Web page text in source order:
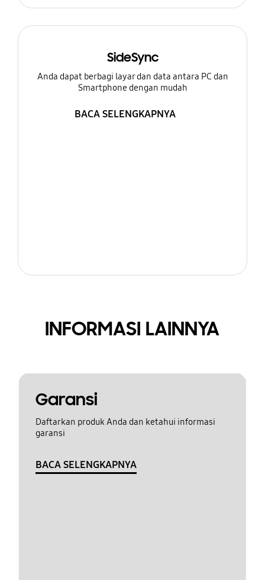
SideSync
Anda dapat berbagi layar dan data antara PC dan
Smartphone dengan mudah
BACA SELENGKAPNYA
INFORMASI LAINNYA
Garansi
Daftarkan produk Anda dan ketahui informasi
garansi
BACA SELENGKAPNYA